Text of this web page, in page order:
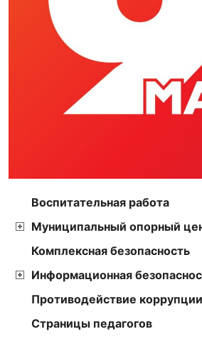
Воспитательная работа
Муниципальный опорный
Комплексная безопасность
Информационная
Противодействие коррупции
Страницы педагогов